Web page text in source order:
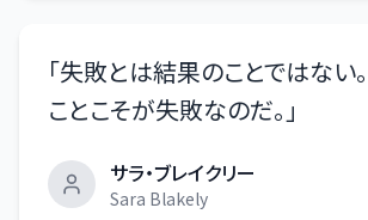
「失敗とは結果のことではない
ことこそが失敗なのだ。 」
サラ・ブレイクリー
Sara Blakely